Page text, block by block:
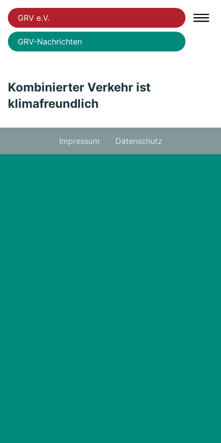
GRV e.V.
GRV-Nachrichten
Kombinierter Verkehr ist
klimafreundlich
Impressum Datenschutz